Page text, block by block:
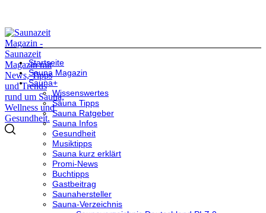
Startseite
Sauna Magazin
Sauna+
Wissenswertes
Sauna Tipps
Sauna Ratgeber
Sauna Infos
Gesundheit
Musiktipps
Sauna kurz erklärt
Promi-News
Buchtipps
Gastbeitrag
Saunahersteller
Sauna-Verzeichnis